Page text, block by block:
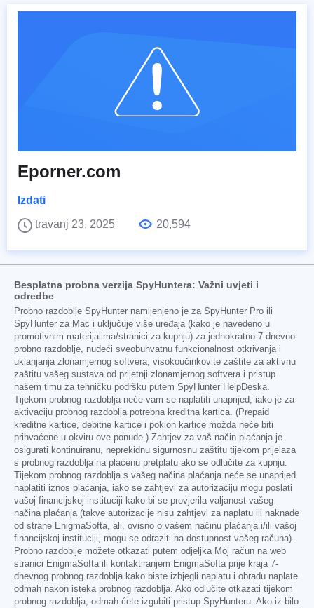
Eporner.com
Izdati
travanj 23, 2025
20,594
Besplatna probna verzija SpyHuntera: Važni uvjeti i
odredbe
Probno razdoblje SpyHunter namijenjeno je za SpyHunter Pro ili
SpyHunter za Mac i uključuje više uređaja (kako je navedeno u
promotivnim materijalima/stranici za kupnju) za jednokratno 7-dnevno
probno razdoblje, nudeći sveobuhvatnu funkcionalnost otkrivanja i
uklanjanja zlonamjernog softvera, visokoučinkovite zaštite za aktivnu
zaštitu vašeg sustava od prijetnji zlonamjernog softvera i pristup
našem timu za tehničku podršku putem SpyHunter HelpDeska.
Tijekom probnog razdoblja neće vam se naplatiti unaprijed, iako je za
aktivaciju probnog razdoblja potrebna kreditna kartica. (Prepaid
kreditne kartice, debitne kartice i poklon kartice možda neće biti
prihvaćene u okviru ove ponude.) Zahtjev za vaš način plaćanja je
osigurati kontinuiranu, neprekidnu sigurnosnu zaštitu tijekom prijelaza
s probnog razdoblja na plaćenu pretplatu ako se odlučite za kupnju.
Tijekom probnog razdoblja s vašeg načina plaćanja neće se unaprijed
naplatiti iznos plaćanja, iako se zahtjevi za autorizaciju mogu poslati
vašoj financijskoj instituciji kako bi se provjerila valjanost vašeg
načina plaćanja (takve autorizacije nisu zahtjevi za naplatu ili naknade
od strane EnigmaSofta, ali, ovisno o vašem načinu plaćanja i/ili vašoj
financijskoj instituciji, mogu se odraziti na dostupnost vašeg računa).
Probno razdoblje možete otkazati putem odjeljka Moj račun na web
stranici EnigmaSofta ili kontaktiranjem EnigmaSofta prije kraja 7-
dnevnog probnog razdoblja kako biste izbjegli naplatu i obradu naplate
odmah nakon isteka probnog razdoblja. Ako odlučite otkazati tijekom
probnog razdoblja, odmah ćete izgubiti pristup SpyHunteru. Ako iz bilo